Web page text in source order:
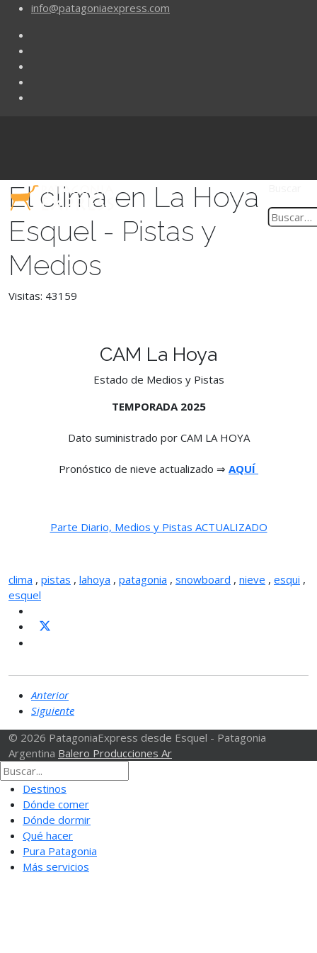
info@patagoniaexpress.com
El clima en La Hoya
Esquel - Pistas y
Medios
Visitas: 43159
CAM La Hoya
Estado de Medios y Pistas
TEMPORADA 2025
Dato suministrado por CAM LA HOYA
Pronóstico de nieve actualizado ⇒ AQUÍ
Parte Diario, Medios y Pistas ACTUALIZADO
clima , pistas , lahoya , patagonia , snowboard , nieve , esqui ,
esquel
Anterior
Siguiente
© 2026 PatagoniaExpress desde Esquel - Patagonia
Argentina Balero Producciones Ar
Destinos
Dónde comer
Dónde dormir
Qué hacer
Pura Patagonia
Más servicios